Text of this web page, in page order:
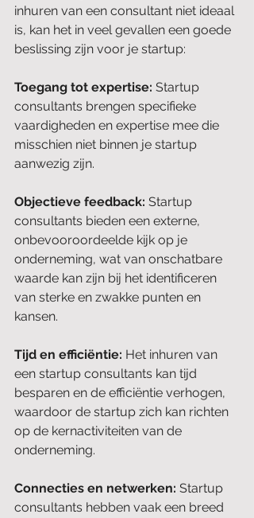
inhuren van een consultant niet ideaal
is, kan het in veel gevallen een goede
beslissing zijn voor je startup:
Toegang tot expertise: Startup
consultants brengen specifieke
vaardigheden en expertise mee die
misschien niet binnen je startup
aanwezig zijn.
Objectieve feedback: Startup
consultants bieden een externe,
onbevooroordeelde kijk op je
onderneming, wat van onschatbare
waarde kan zijn bij het identificeren
van sterke en zwakke punten en
kansen.
Tijd en efficiëntie: Het inhuren van
een startup consultants kan tijd
besparen en de efficiëntie verhogen,
waardoor de startup zich kan richten
op de kernactiviteiten van de
onderneming.
Connecties en netwerken: Startup
consultants hebben vaak een breed